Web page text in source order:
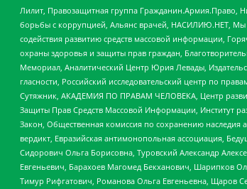
Лилит, Правозащитная группа Гражданин.Армия.Право,
борьбы с коррупцией, Альянс врачей, НАСИЛИЮ.НЕТ, Мы
содействия развитию средств массовой информации,
охраны здоровья и защиты прав граждан,
Мемориал, Аналитический Центр Юрия Левады,
гласности, Российский исследовательский центр по
Сутяжник, АКАДЕМИЯ ПО ПРАВАМ ЧЕЛОВЕКА, Центр
Защиты Прав Средств Массовой Информации, Институт
Закон, Общественная комиссия по сохранению
вердикт, Евразийская антимонопольная ассоциация,
Сидорович Ольга Борисовна, Туровский Александр
Евгеньевич, Барахоев Магомед Бекханович, Шарипков
Тимур Рифгатович, Романова Ольга Евгеньевна, Щаров